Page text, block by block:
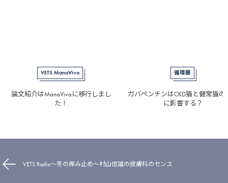
VETS ManaViva
論文紹介はManaVivaに移行しまし
た！
循環器
ガバペンチンはCKD猫と健常猫の
に影響する？
VETS Radio～冬の痒み止め～村山信雄の皮膚科のセンス